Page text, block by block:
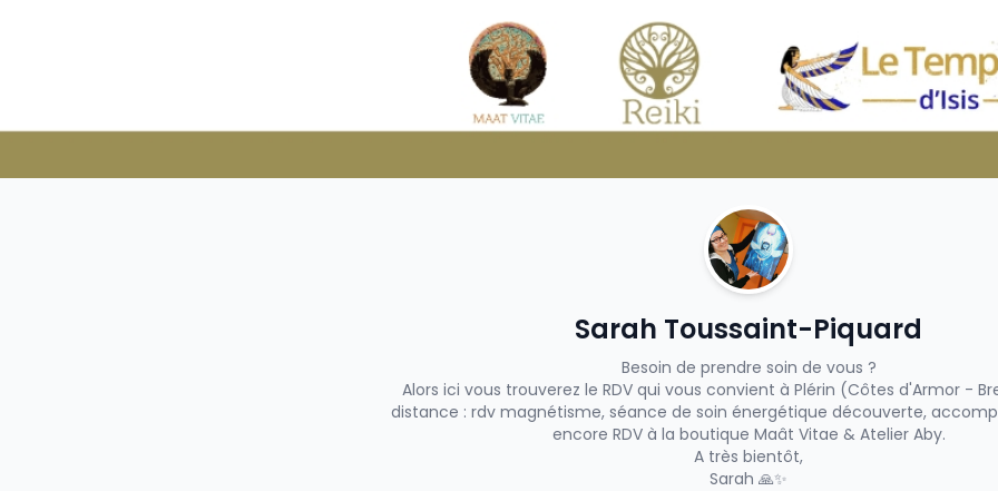
Sarah Toussaint-Piquard
Besoin de prendre soin de vous ?
Alors ici vous trouverez le RDV qui vous convient à Plérin (Côtes d'Armor -
distance : rdv magnétisme, séance de soin énergétique découverte,
encore RDV à la boutique Maât Vitae & Atelier Aby.
A très bientôt,
Sarah 🙏✨